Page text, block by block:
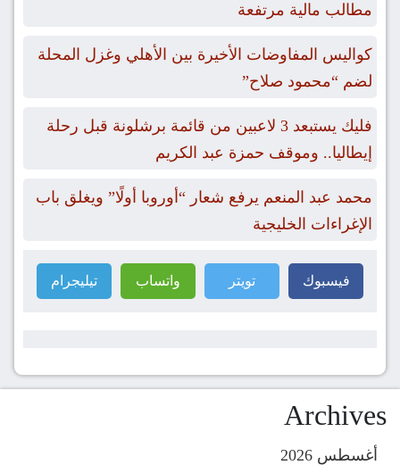
مطالب مالية مرتفعة
كواليس المفاوضات الأخيرة بين الأهلي وغزل المحلة
لضم “محمود صلاح”
فليك يستبعد 3 لاعبين من قائمة برشلونة قبل رحلة
إيطاليا.. وموقف حمزة عبد الكريم
محمد عبد المنعم يرفع شعار “أوروبا أولًا” ويغلق باب
الإغراءات الخليجية
فيسبوك تويتر واتساب تيليجرام
Archives
أغسطس 2026